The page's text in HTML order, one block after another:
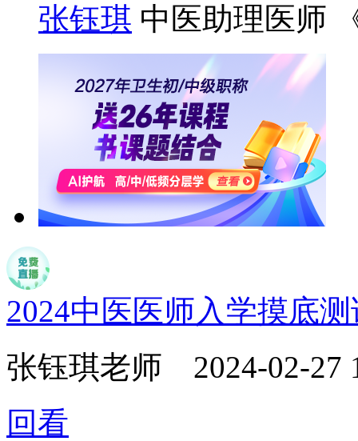
张钰琪 中医助理医师
2024中医医师入学摸底
张钰琪老师 2024-02-27
回看